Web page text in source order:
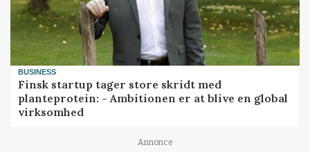
BUSINESS
Finsk startup tager store skridt med
planteprotein: - Ambitionen er at blive en global
virksomhed
Annonce